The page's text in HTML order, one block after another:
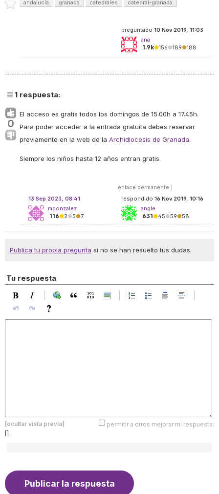
andalucía granada catedrales catedral-granada
preguntado 10 Nov 2019, 11:03
ana
1.9k●156●189●188
1 respuesta:
0
El acceso es gratis todos los domingos de 15.00h a 17.45h.
Para poder acceder a la entrada gratuita debes reservar
previamente en la web de la Archidiocesis de Granada.
Siempre los niños hasta 12 años entran gratis.
enlace permanente
respondido 16 Nov 2019, 10:16
angle
631●45●59●58
13 Sep 2023, 08:41
mgonzalez
116●2●5●7
Publica tu propia pregunta si no se han resuelto tus dudas.
Tu respuesta
[ocultar vista previa]
permitir a otros mejorar mi respuesta:
[]